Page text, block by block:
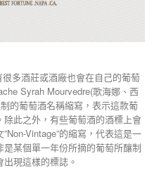
多酒莊或酒廠也會在自己的葡萄
Syrah Mourvedre(歌海娜、西
的葡萄酒名稱縮寫，表示這款葡
此之外，有些葡萄酒的酒標上會
Vintage”的縮寫，代表這是一
某個單一年份所摘的葡萄所釀制
現這樣的標誌。